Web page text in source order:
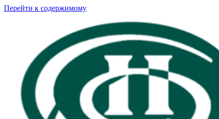
Перейти к содержимому